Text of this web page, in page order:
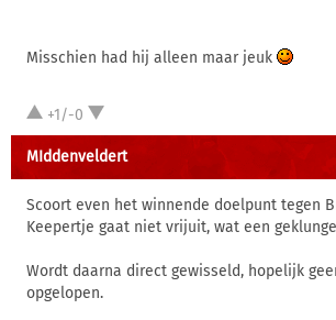
Misschien had hij alleen maar jeuk
+1/-0
MIddenveldert
Scoort even het winnende doelpunt tegen
Keepertje gaat niet vrijuit, wat een
Wordt daarna direct gewisseld, hopelijk
opgelopen.